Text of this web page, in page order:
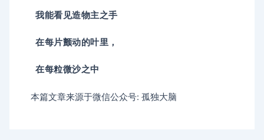
我能看见造物主之手
在每片颤动的叶里，
在每粒微沙之中
本篇文章来源于微信公众号: 孤独大脑